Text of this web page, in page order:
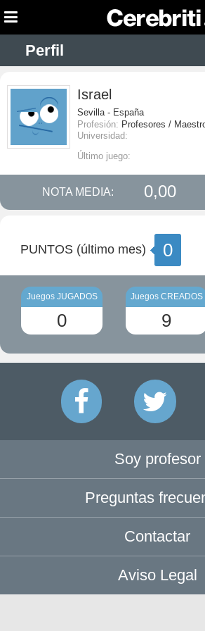
Perfil
Israel
Sevilla - España
Profesión: Profesores /
Universidad:
Último juego:
NOTA MEDIA: 0,00
PUNTOS (último mes) 0
Juegos JUGADOS
0
Juegos CREADOS
9
Soy profesor
Preguntas
Contactar
Aviso Legal